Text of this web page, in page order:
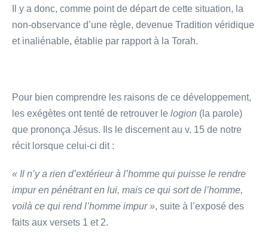
Il y a donc, comme point de départ de cette situation, la
non-observance d’une règle, devenue Tradition véridique
et inaliénable, établie par rapport à la Torah.
Pour bien comprendre les raisons de ce développement,
les exégètes ont tenté de retrouver le logion (la parole)
que prononça Jésus. Ils le discernent au v. 15 de notre
récit lorsque celui-ci dit :
« Il n’y a rien d’extérieur à l’homme qui puisse le rendre
impur en pénétrant en lui, mais ce qui sort de l’homme,
voilà ce qui rend l’homme impur », suite à l’exposé des
faits aux versets 1 et 2.